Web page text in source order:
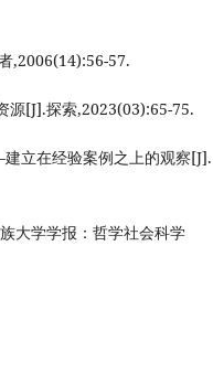
,2006(14):56-57.
源[J].探索,2023(03):65-75.
立在经验案例之上的观察[J].
大学学报：哲学社会科学